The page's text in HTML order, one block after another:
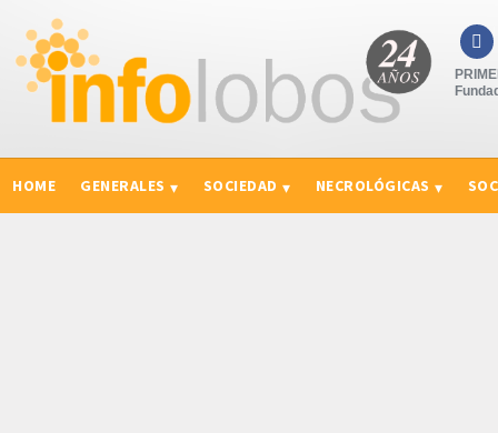

HOME GENERALES SOCIEDAD NECROLÓGICAS